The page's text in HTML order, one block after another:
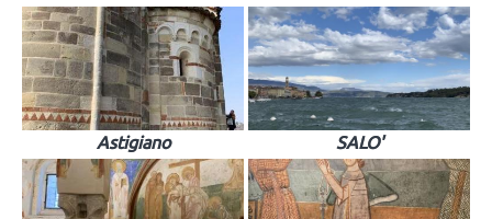
Astigiano SALO'